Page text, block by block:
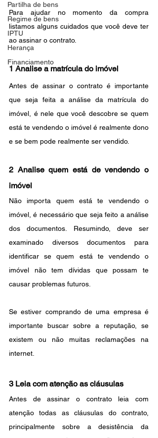
Partilha de bens
Regime de bens
IPTU
Herança
Financiamento
Para ajudar no momento da compra
listamos alguns cuidados que você deve ter
ao assinar o contrato.
1 Analise a matrícula do imóvel
Antes de assinar o contrato é importante
que seja feita a análise da matrícula do
imóvel, é nele que você descobre se quem
está te vendendo o imóvel é realmente dono
e se bem pode realmente ser vendido.
2 Analise quem está de vendendo o
imóvel
Não importa quem está te vendendo o
imóvel, é necessário que seja feito a análise
dos documentos. Resumindo, deve ser
examinado diversos documentos para
identificar se quem está te vendendo o
imóvel não tem dívidas que possam te
causar problemas futuros.
Se estiver comprando de uma empresa é
importante buscar sobre a reputação, se
existem ou não muitas reclamações na
internet.
3 Leia com atenção as cláusulas
Antes de assinar o contrato leia com
atenção todas as cláusulas do contrato,
principalmente sobre a desistência da